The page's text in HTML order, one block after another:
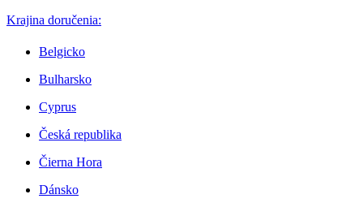
Krajina doručenia:
Belgicko
Bulharsko
Cyprus
Česká republika
Čierna Hora
Dánsko